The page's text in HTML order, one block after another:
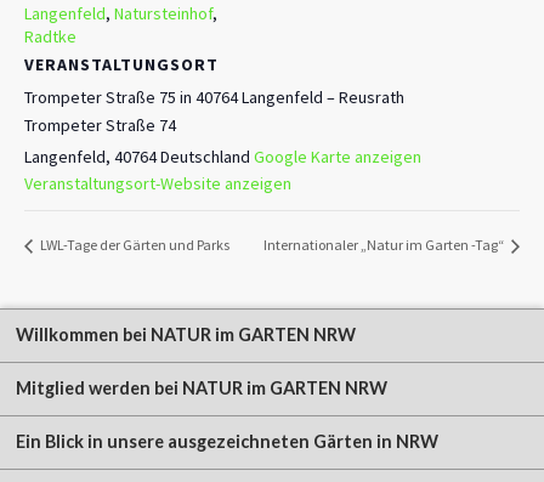
Langenfeld, Natursteinhof,
Radtke
VERANSTALTUNGSORT
Trompeter Straße 75 in 40764 Langenfeld – Reusrath
Trompeter Straße 74
Langenfeld, 40764Deutschland Google Karte anzeigen
Veranstaltungsort-Website anzeigen
LWL-Tage der Gärten und Parks Internationaler „Natur im Garten -Tag“
Willkommen bei NATUR im GARTEN NRW
Mitglied werden bei NATUR im GARTEN NRW
Ein Blick in unsere ausgezeichneten Gärten in NRW